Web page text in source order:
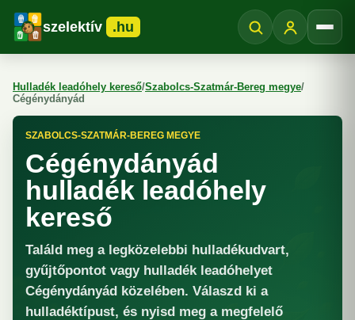
szelektív .hu
Hulladék leadóhely kereső/Szabolcs-Szatmár-Bereg megye/
Cégénydányád
SZABOLCS-SZATMÁR-BEREG MEGYE
Cégénydányád
hulladék leadóhely
kereső
Találd meg a legközelebbi hulladékudvart,
gyűjtőpontot vagy hulladék leadóhelyet
Cégénydányád közelében. Válaszd ki a
hulladéktípust, és nyisd meg a megfelelő